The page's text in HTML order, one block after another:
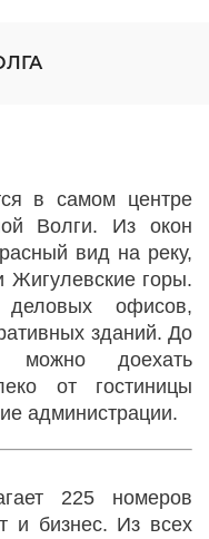
в самом центре
Волги. Из окон
вид на реку,
Жигулевские горы.
офисов,
зданий. До
можно доехать
от гостиницы
администрации.
225 номеров
и бизнес. Из всех